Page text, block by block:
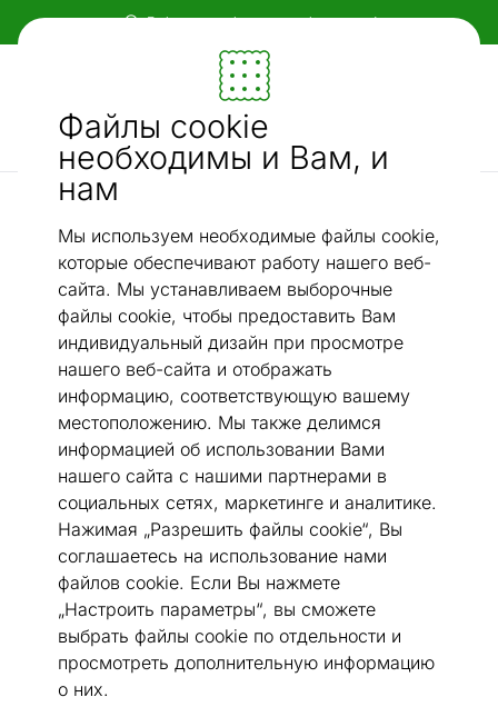
Файлы cookie
необходимы и Вам, и
нам
Мы используем необходимые файлы cookie,
которые обеспечивают работу нашего веб-
сайта. Мы устанавливаем выборочные
файлы cookie, чтобы предоставить Вам
индивидуальный дизайн при просмотре
нашего веб-сайта и отображать
информацию, соответствующую вашему
местоположению. Мы также делимся
информацией об использовании Вами
нашего сайта с нашими партнерами в
социальных сетях, маркетинге и аналитике.
Нажимая „Разрешить файлы cookie“, Вы
соглашаетесь на использование нами
файлов cookie. Если Вы нажмете
„Настроить параметры“, вы сможете
выбрать файлы cookie по отдельности и
просмотреть дополнительную информацию
о них.
Гибкие и удобные способы оплаты!
Мебель и убранство - ON24
Ищи...
Narma smartWeave® ковер Tsirgu white 100x160 см
Перейти к слайду 1
Перейти к слайду 2
Перейти к слайду 3
Перейти к слайду 4
Перейти к слайду 5
Перейти к слайду 6
Перейти к слайду 7
Перейти к слайду 8
Перейти к
Перейти к
Посмотреть похожие